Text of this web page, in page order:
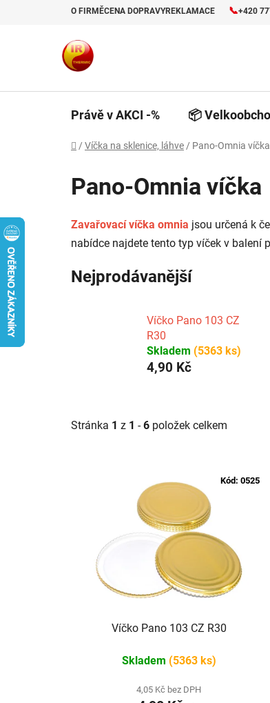
O FIRMĚCENA DOPRAVYREKLAMACE 📞+420
Právě v AKCI -% 📦
Domů
/ Víčka na sklenice, láhve / Pano-Omnia víčka
Pano-Omnia víčka
Zavařovací víčka omnia jsou určená k
nabídce najdete tento typ víček v balení
Nejprodávanější
Víčko Pano 103 CZ
R30
Skladem (5363 ks)
4,90 Kč
Stránka 1 z 1 -6 položek celkem
Víčko Pano 103 CZ R30
Skladem (5363 ks)
4,05 Kč bez DPH
Kód: 0525